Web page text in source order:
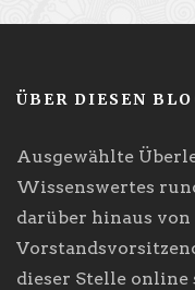
ÜBER DIESEN
Ausgewählte
Wissenswertes
darüber hinaus von
dieser Stelle